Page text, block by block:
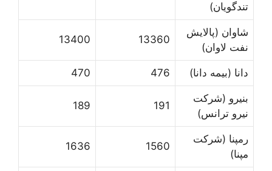
تندگویان)
شاوان (پالایش
نفت لاوان)
13360
13400
دانا (بیمه دانا) 476
470
بنیرو (شرکت
نیرو ترانس)
191
189
رمپنا (شرکت
مپنا)
1560
1636